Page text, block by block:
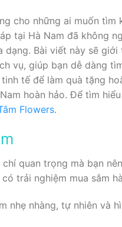
cho những ai muốn tìm
tại Hà Nam đã không
Bài viết này sẽ
vụ, giúp bạn dễ dàng
tế để làm quà tặng
hoàn hảo. Để tìm
Flowers.
quan trọng mà bạn
trải nghiệm mua sắm
nhẹ nhàng, tự nhiên và